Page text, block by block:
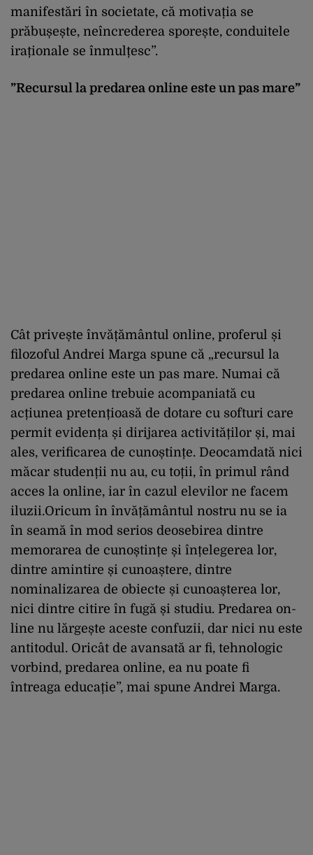
manifestări în societate, că motivația se
prăbușește, neîncrederea sporește, conduitele
iraționale se înmulțesc”.
”Recursul la predarea online este un pas mare”
Cât privește învățământul online, proferul și
filozoful Andrei Marga spune că „recursul la
predarea online este un pas mare. Numai că
predarea online trebuie acompaniată cu
acțiunea pretențioasă de dotare cu softuri care
permit evidența și dirijarea activităților și, mai
ales, verificarea de cunoștințe. Deocamdată nici
măcar studenții nu au, cu toții, în primul rând
acces la online, iar în cazul elevilor ne facem
iluzii.Oricum în învățământul nostru nu se ia
în seamă în mod serios deosebirea dintre
memorarea de cunoștințe și înțelegerea lor,
dintre amintire și cunoaștere, dintre
nominalizarea de obiecte și cunoașterea lor,
nici dintre citire în fugă și studiu. Predarea on-
line nu lărgește aceste confuzii, dar nici nu este
antitodul. Oricât de avansată ar fi, tehnologic
vorbind, predarea online, ea nu poate fi
întreaga educație”, mai spune Andrei Marga.